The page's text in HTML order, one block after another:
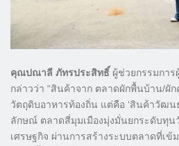
คุณปณาลี ภัทรประสิทธิ์ ผู้ช่วยกรรมการ
กล่าวว่า “สินค้าจาก ตลาดผักพื้นบ้าน/ผั
วัตถุดิบอาหารท้องถิ่น แต่คือ ‘สินค้าวัฒน
ลักษณ์ ตลาดสี่มุมเมืองมุ่งมั่นยกระดับทุ
เศรษฐกิจ ผ่านการสร้างระบบตลาดที่เข้